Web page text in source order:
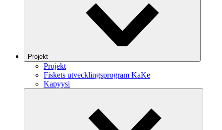
Projekt
Projekt
Fiskets utvecklingsprogram KaKe
Kapyysi